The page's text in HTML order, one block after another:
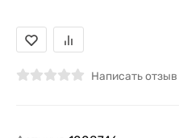
Написать отзыв